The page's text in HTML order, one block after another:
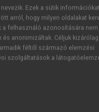
is viseli, hiszen a
oka, hogy a
Oka rendszerint
Ezek a sütik
arról, hogy milyen oldalakat
a felhasználó azonosítására nem
anonimizáltak. Céljuk
féltől származó elemzési
szolgáltatások a